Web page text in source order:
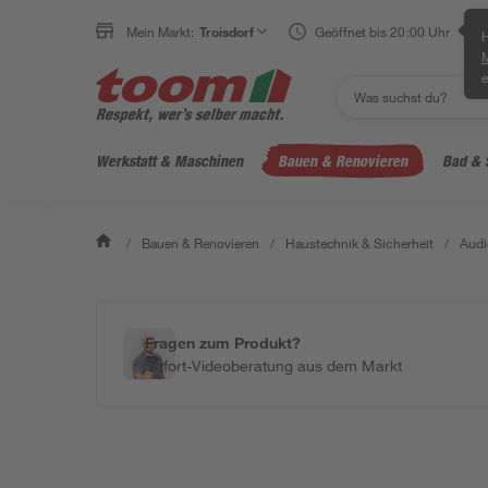
Mein Markt: Troisdorf Geöffnet bis 20:00 Uhr
Werkstatt & Maschinen Bauen & Renovieren Bad &
/ Bauen & Renovieren / Haustechnik & Sicherheit /
Fragen zum Produkt?
Sofort-Videoberatung aus dem Markt